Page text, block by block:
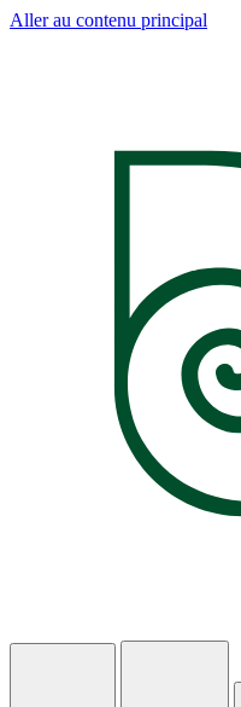
Aller au contenu principal